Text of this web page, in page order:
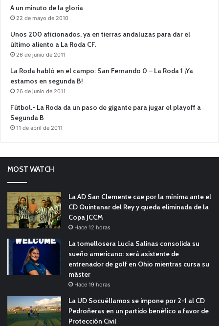
A un minuto de la gloria
22 de mayo de 2010
Unos 200 aficionados, ya en tierras andaluzas para dar el
último aliento a La Roda CF.
26 de junio de 2011
La Roda habló en el campo: San Fernando 0 – La Roda 1 ¡Ya
estamos en segunda B!
26 de junio de 2011
Fútbol.- La Roda da un paso de gigante para jugar el playoff a
Segunda B
11 de abril de 2011
MOST WATCH
La AD San Clemente cae por la mínima ante el
CD Quintanar del Rey y queda eliminada de la
Copa JCCM
Hace 12 horas
La tomellosera Lucía Salinas consolida su
sueño americano: será asistente de
entrenador de golf en Ohio mientras cursa su
máster
Hace 19 horas
La UD Socuéllamos se impone por 2-1 al CD
Pedroñeras en un partido benéfico a favor de
Protección Civil